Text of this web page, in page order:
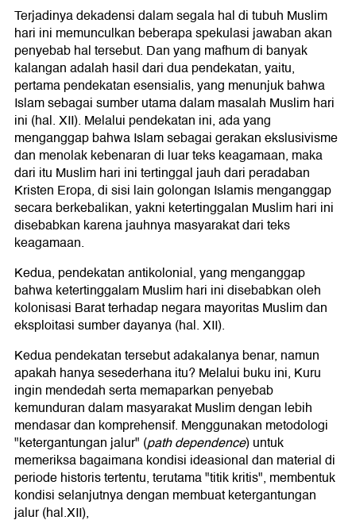
Terjadinya dekadensi dalam segala hal di tubuh Muslim
hari ini memunculkan beberapa spekulasi jawaban akan
penyebab hal tersebut. Dan yang mafhum di banyak
kalangan adalah hasil dari dua pendekatan, yaitu,
pertama pendekatan esensialis, yang menunjuk bahwa
Islam sebagai sumber utama dalam masalah Muslim hari
ini (hal. XII). Melalui pendekatan ini, ada yang
menganggap bahwa Islam sebagai gerakan ekslusivisme
dan menolak kebenaran di luar teks keagamaan, maka
dari itu Muslim hari ini tertinggal jauh dari peradaban
Kristen Eropa, di sisi lain golongan Islamis menganggap
secara berkebalikan, yakni ketertinggalan Muslim hari ini
disebabkan karena jauhnya masyarakat dari teks
keagamaan.
Kedua, pendekatan antikolonial, yang menganggap
bahwa ketertinggalam Muslim hari ini disebabkan oleh
kolonisasi Barat terhadap negara mayoritas Muslim dan
eksploitasi sumber dayanya (hal. XII).
Kedua pendekatan tersebut adakalanya benar, namun
apakah hanya sesederhana itu? Melalui buku ini, Kuru
ingin mendedah serta memaparkan penyebab
kemunduran dalam masyarakat Muslim dengan lebih
mendasar dan komprehensif. Menggunakan metodologi
"ketergantungan jalur" (path dependence) untuk
memeriksa bagaimana kondisi ideasional dan material di
periode historis tertentu, terutama "titik kritis", membentuk
kondisi selanjutnya dengan membuat ketergantungan
jalur (hal.XII),